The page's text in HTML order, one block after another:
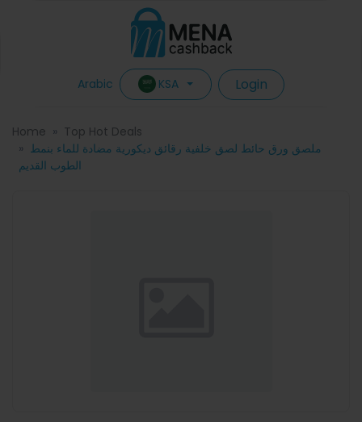
Arabic KSA Login
Home
Top Hot Deals
ملصق ورق حائط لصق خلفية رقائق ديكورية مضادة للماء بنمط
الطوب القديم